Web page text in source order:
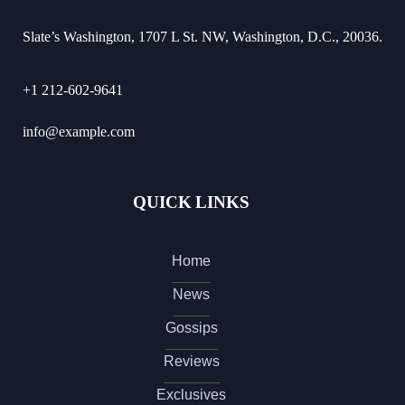
Slate’s Washington, 1707 L St. NW, Washington, D.C., 20036.
+1 212-602-9641
info@example.com
QUICK LINKS
Home
News
Gossips
Reviews
Exclusives